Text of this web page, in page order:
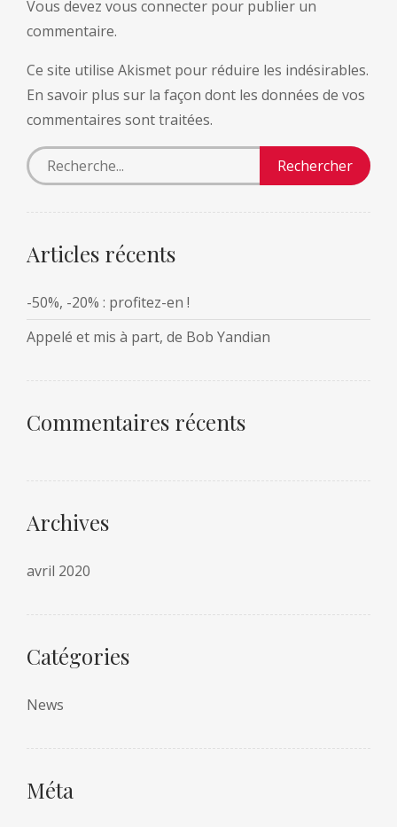
Vous devez vous connecter pour publier un
commentaire.
Ce site utilise Akismet pour réduire les indésirables.
En savoir plus sur la façon dont les données de vos
commentaires sont traitées.
Articles récents
-50%, -20% : profitez-en !
Appelé et mis à part, de Bob Yandian
Commentaires récents
Archives
avril 2020
Catégories
News
Méta